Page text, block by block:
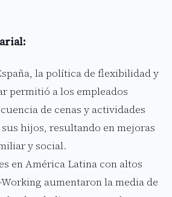
la política de flexibilidad y
permitió a los empleados
de cenas y actividades
hijos, resultando en mejoras
y social.
en América Latina con altos
aumentaron la media de